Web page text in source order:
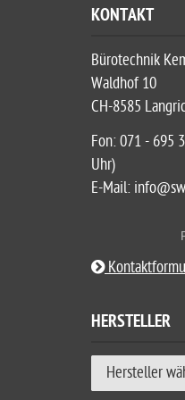
KONTAKT
Bürotechnik
Waldhof 10
CH-8585
Fon: 071 - 695
Uhr)
E-Mail:
HERSTELLER
Hersteller